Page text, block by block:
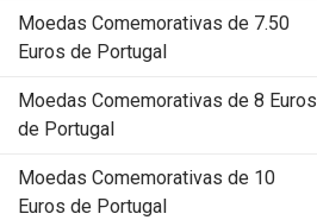
Moedas Comemorativas de 7.50
Euros de Portugal
Moedas Comemorativas de 8 Euros
de Portugal
Moedas Comemorativas de 10
Euros de Portugal